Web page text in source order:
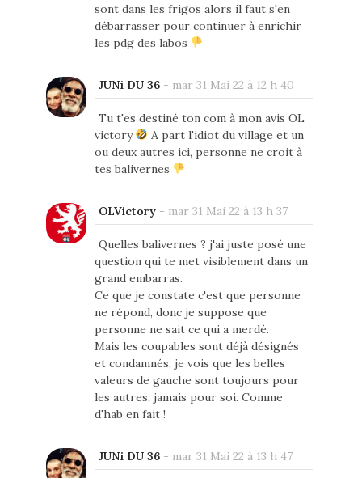
sont dans les frigos alors il faut s'en
débarrasser pour continuer à enrichir
les pdg des labos
JUNi DU 36- mar 31 Mai 22 à 12 h 40
Tu t'es destiné ton com à mon avis OL
victory
A part l'idiot du village et un
ou deux autres ici, personne ne croit à
tes balivernes
OLVictory- mar 31 Mai 22 à 13 h 37
Quelles balivernes ? j'ai juste posé une
question qui te met visiblement dans un
grand embarras.
Ce que je constate c'est que personne
ne répond, donc je suppose que
personne ne sait ce qui a merdé.
Mais les coupables sont déjà désignés
et condamnés, je vois que les belles
valeurs de gauche sont toujours pour
les autres, jamais pour soi. Comme
d'hab en fait !
JUNi DU 36- mar 31 Mai 22 à 13 h 47